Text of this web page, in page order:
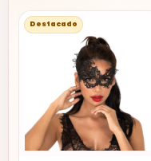
Destacado